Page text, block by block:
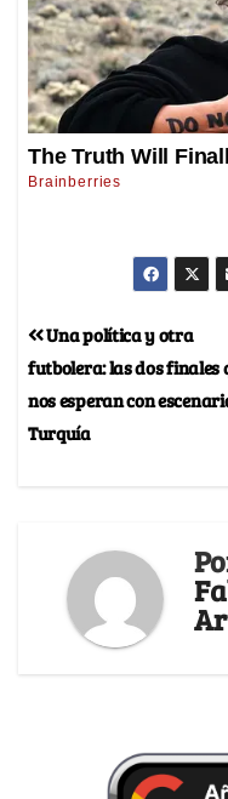
Una política y otra
futbolera: las dos finales
nos esperan con
Turquía